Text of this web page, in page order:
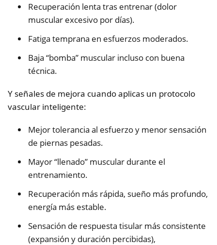
Recuperación lenta tras entrenar (dolor
muscular excesivo por días).
Fatiga temprana en esfuerzos moderados.
Baja “bomba” muscular incluso con buena
técnica.
Y señales de mejora cuando aplicas un protocolo
vascular inteligente:
Mejor tolerancia al esfuerzo y menor sensación
de piernas pesadas.
Mayor “llenado” muscular durante el
entrenamiento.
Recuperación más rápida, sueño más profundo,
energía más estable.
Sensación de respuesta tisular más consistente
(expansión y duración percibidas),